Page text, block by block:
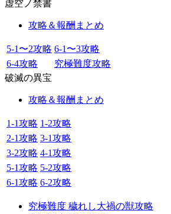
虚空ノ禁書
攻略＆報酬まとめ
5-1〜2攻略 6-1〜3攻略
6-4攻略
究極難度攻略
破滅の異宝
攻略＆報酬まとめ
1-1攻略 1-2攻略
2-1攻略 3-1攻略
3-2攻略 4-1攻略
5-1攻略 5-2攻略
6-1攻略 6-2攻略
究極難度 穢れし大禍の獣攻略